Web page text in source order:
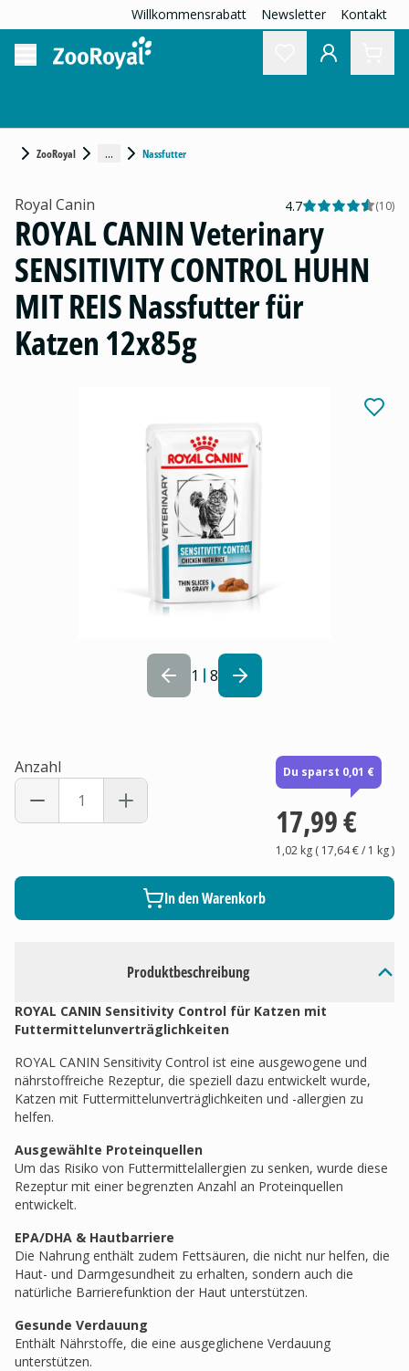
Willkommensrabatt Newsletter Kontakt
ZooRoyal ... Nassfutter
1 8
Produktbeschreibung
ROYAL CANIN Sensitivity Control für Katzen mit
Futtermittelunverträglichkeiten
ROYAL CANIN Sensitivity Control ist eine ausgewogene und
nährstoffreiche Rezeptur, die speziell dazu entwickelt wurde,
Katzen mit Futtermittelunverträglichkeiten und -allergien zu
helfen.
Ausgewählte Proteinquellen
Um das Risiko von Futtermittelallergien zu senken, wurde diese
Rezeptur mit einer begrenzten Anzahl an Proteinquellen
entwickelt.
EPA/DHA & Hautbarriere
Die Nahrung enthält zudem Fettsäuren, die nicht nur helfen, die
Haut- und Darmgesundheit zu erhalten, sondern auch die
natürliche Barrierefunktion der Haut unterstützen.
Gesunde Verdauung
Enthält Nährstoffe, die eine ausgeglichene Verdauung
unterstützen.
Royal Canin 4.7 (10)
ROYAL CANIN Veterinary
SENSITIVITY CONTROL HUHN
MIT REIS Nassfutter für
Katzen 12x85g
Anzahl Du sparst 0,01 €
17,99 €
1,02 kg( 17,64 €/ 1 kg)
In den Warenkorb